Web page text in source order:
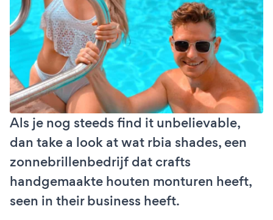
Als je nog steeds find it unbelievable,
dan take a look at wat rbia shades, een
zonnebrillenbedrijf dat crafts
handgemaakte houten monturen heeft,
seen in their business heeft.